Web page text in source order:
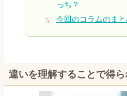
っち？
今回のコラムのまと
違いを理解することで得